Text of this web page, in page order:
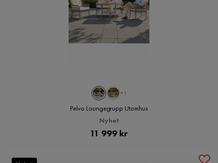
+1
Pelvo Loungegrupp Utomhus
Nyhet
Pris
11 999 kr